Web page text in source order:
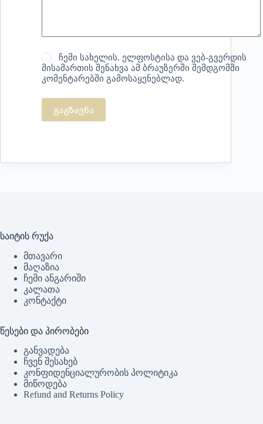
ჩემი სახელის. ელფოსტისა და ვებ-გვერდის
მისამართის შენახვა ამ ბრაუზერში შემდგომში
კომენტარებში გამოსაყენებლად.
გაგზავნა
საიტის რუქა
მთავარი
მაღაზია
ჩემი ანგარიში
კალათა
კონტაქტი
წესები და პირობები
განვადება
ჩვენ შესახებ
კონფიდენციალურობის პოლიტიკა
მიწოდება
Refund and Returns Policy